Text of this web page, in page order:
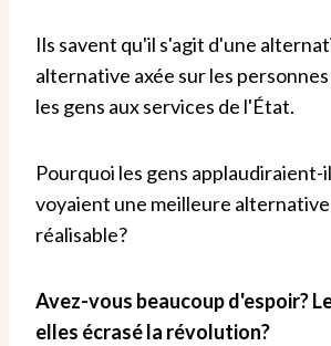
Ils savent qu'il s'agit d'une
alternative axée sur les
les gens aux services de l'État.
Pourquoi les gens applaudiraient-
voyaient une meilleure
réalisable?
Avez-vous beaucoup d'espoir?
elles écrasé la révolution?